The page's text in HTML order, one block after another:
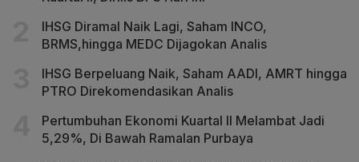
IHSG Diramal Naik Lagi, Saham INCO,
BRMS,hingga MEDC Dijagokan Analis
IHSG Berpeluang Naik, Saham AADI, AMRT hingga
PTRO Direkomendasikan Analis
Pertumbuhan Ekonomi Kuartal II Melambat Jadi
5,29%, Di Bawah Ramalan Purbaya